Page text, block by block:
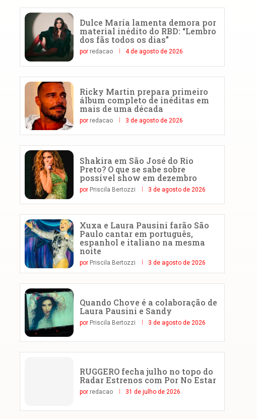
Dulce María lamenta demora por
material inédito do RBD: “Lembro
dos fãs todos os dias”
por redacao 4 de agosto de 2026
Ricky Martin prepara primeiro
álbum completo de inéditas em
mais de uma década
por redacao 3 de agosto de 2026
Shakira em São José do Rio
Preto? O que se sabe sobre
possível show em dezembro
por Priscila Bertozzi 3 de agosto de 2026
Xuxa e Laura Pausini farão São
Paulo cantar em português,
espanhol e italiano na mesma
noite
por Priscila Bertozzi 3 de agosto de 2026
Quando Chove é a colaboração de
Laura Pausini e Sandy
por Priscila Bertozzi 3 de agosto de 2026
RUGGERO fecha julho no topo do
Radar Estrenos com Por No Estar
por redacao 31 de julho de 2026